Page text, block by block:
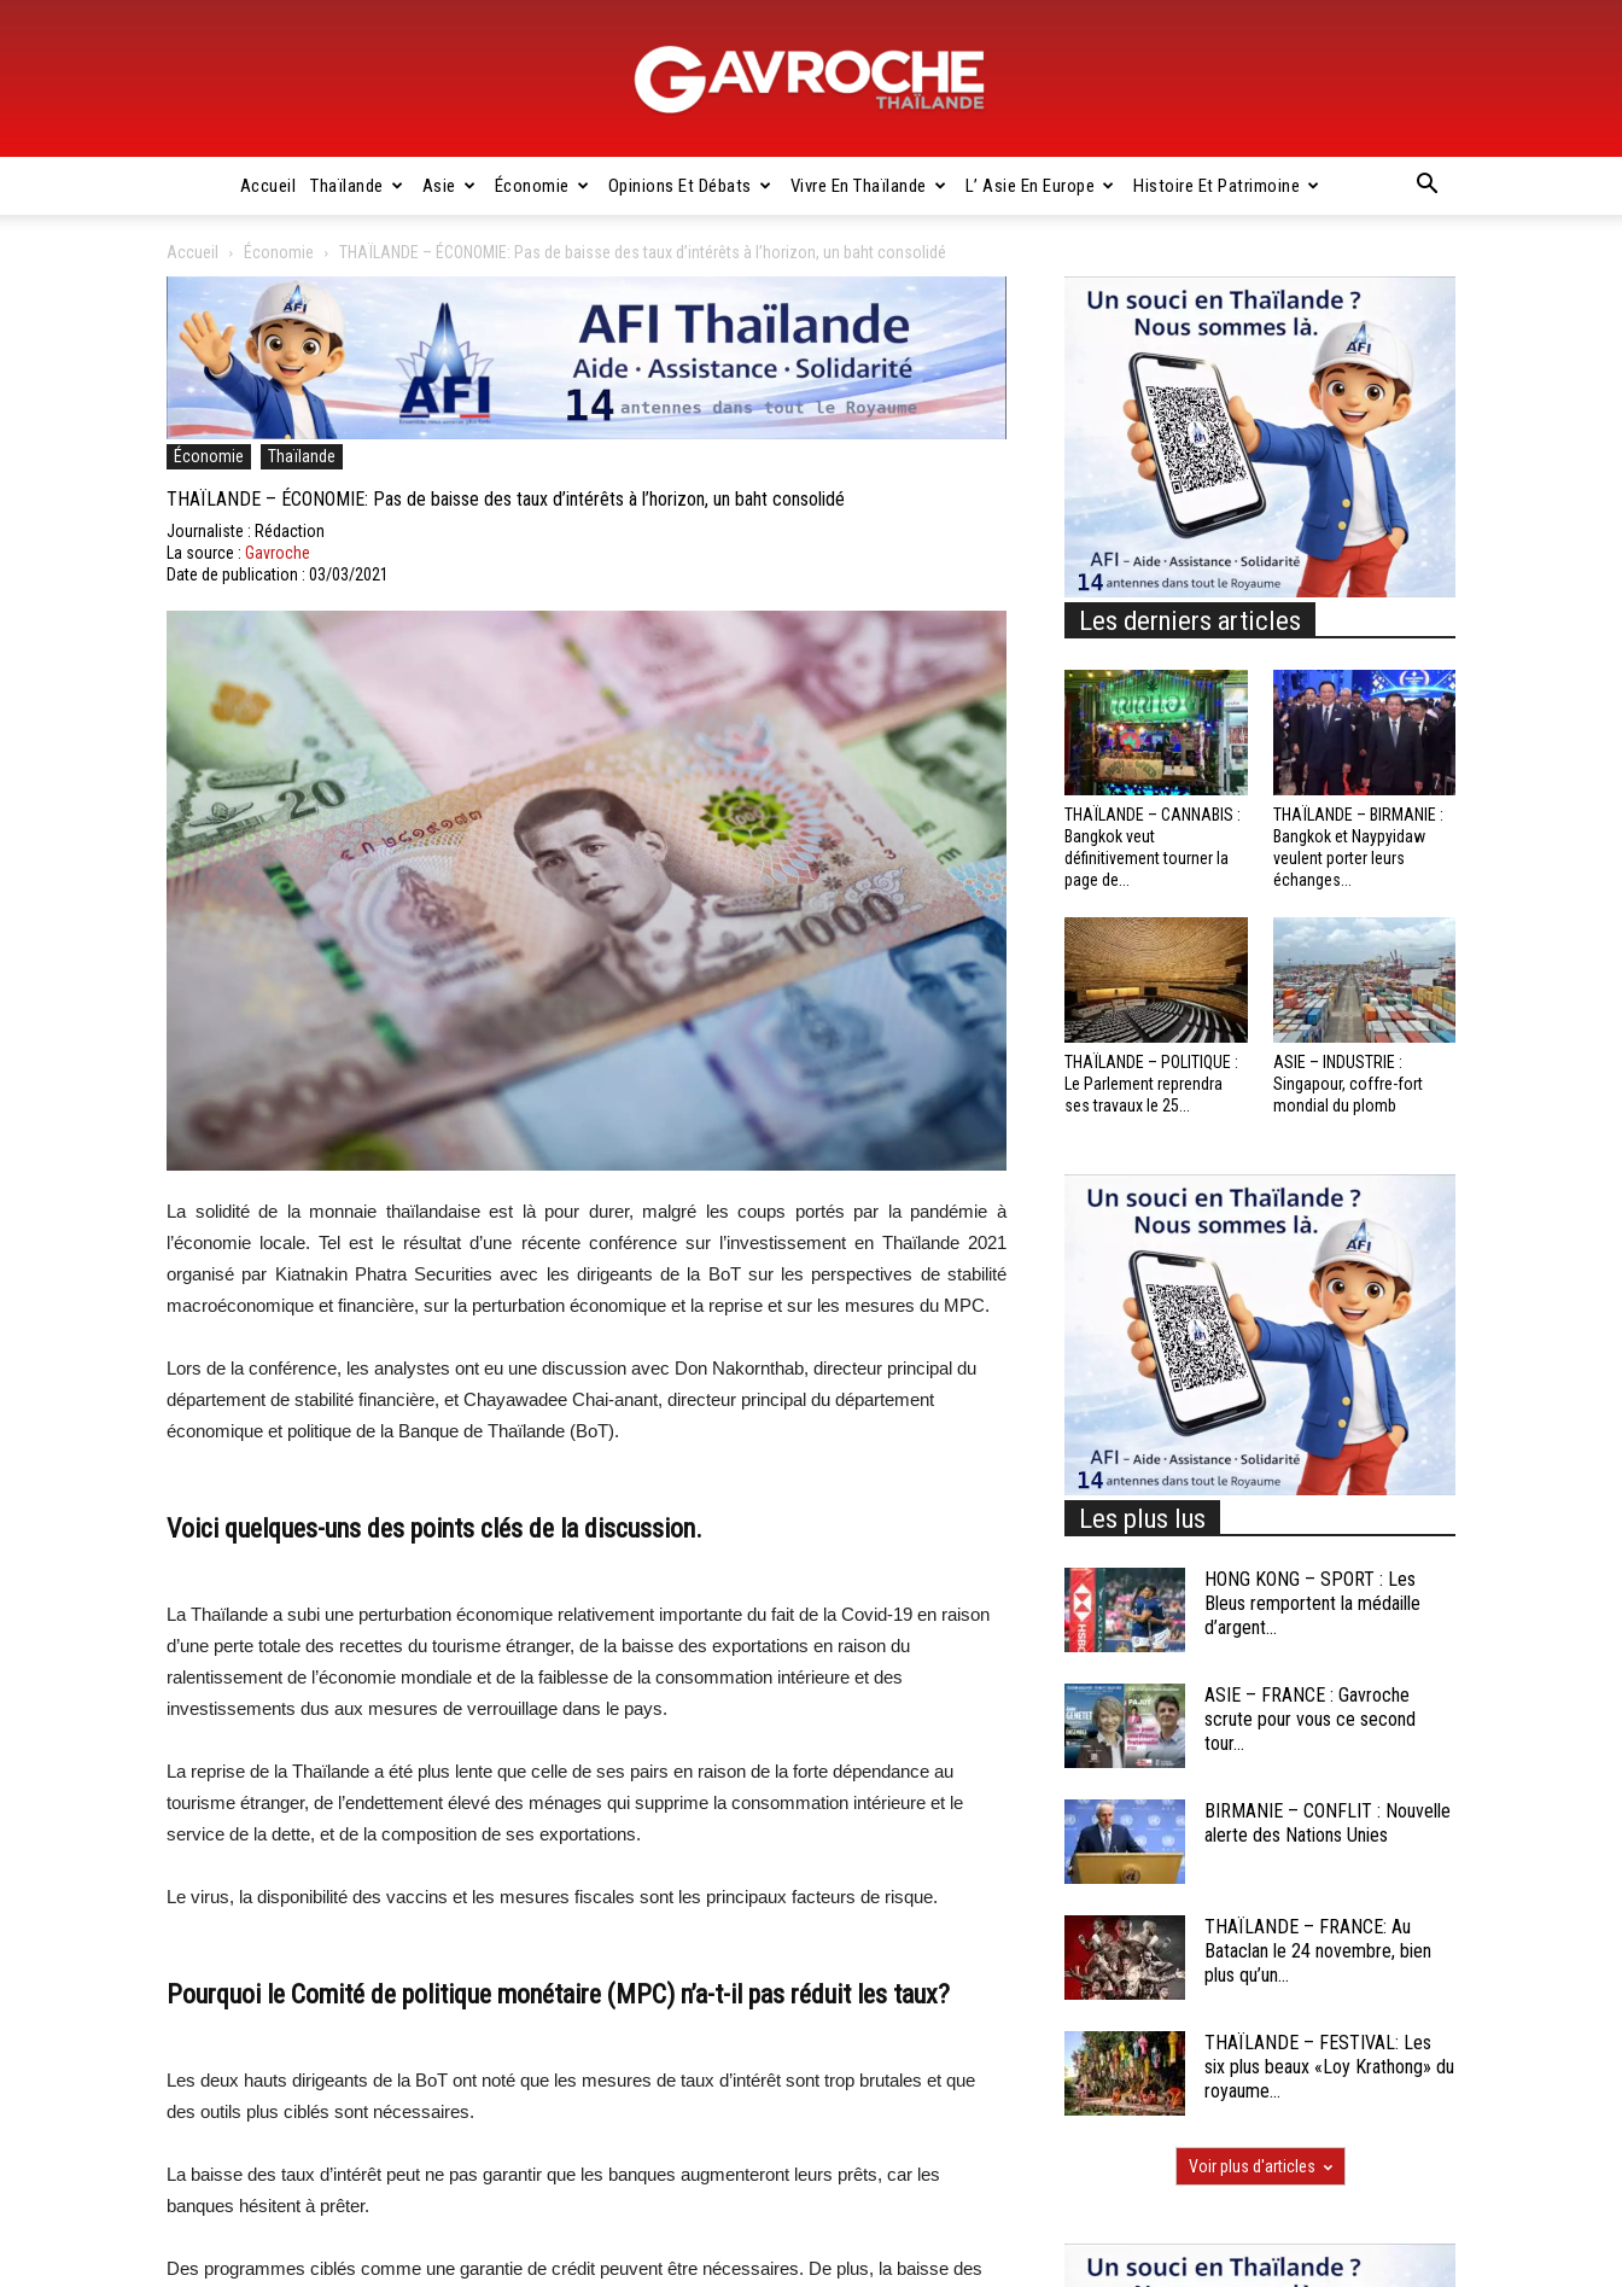
Gavroche
Thaïlande
Accueil Thaïlande Asie Économie Opinions Et Débats Vivre En Thaïlande L’ Asie En Europe Histoire Et Patrimoine
Accueil Économie THAÏLANDE – ÉCONOMIE: Pas de baisse des taux d’intérêts à l’horizon, un baht consolidé
Économie Thaïlande
THAÏLANDE – ÉCONOMIE: Pas de baisse des taux d’intérêts à l’horizon, un baht consolidé
Journaliste : Rédaction
La source : Gavroche
Date de publication : 03/03/2021
La solidité de la monnaie thaïlandaise est là pour durer, malgré les coups portés par la pandémie à
l’économie locale. Tel est le résultat d’une récente conférence sur l’investissement en Thaïlande 2021
organisé par Kiatnakin Phatra Securities avec les dirigeants de la BoT sur les perspectives de stabilité
macroéconomique et financière, sur la perturbation économique et la reprise et sur les mesures du MPC.
Lors de la conférence, les analystes ont eu une discussion avec Don Nakornthab, directeur principal du
département de stabilité financière, et Chayawadee Chai-anant, directeur principal du département
économique et politique de la Banque de Thaïlande (BoT).
Voici quelques-uns des points clés de la discussion.
La Thaïlande a subi une perturbation économique relativement importante du fait de la Covid-19 en raison
d’une perte totale des recettes du tourisme étranger, de la baisse des exportations en raison du
ralentissement de l’économie mondiale et de la faiblesse de la consommation intérieure et des
investissements dus aux mesures de verrouillage dans le pays.
La reprise de la Thaïlande a été plus lente que celle de ses pairs en raison de la forte dépendance au
tourisme étranger, de l’endettement élevé des ménages qui supprime la consommation intérieure et le
service de la dette, et de la composition de ses exportations.
Le virus, la disponibilité des vaccins et les mesures fiscales sont les principaux facteurs de risque.
Pourquoi le Comité de politique monétaire (MPC) n’a-t-il pas réduit les taux?
Les deux hauts dirigeants de la BoT ont noté que les mesures de taux d’intérêt sont trop brutales et que
des outils plus ciblés sont nécessaires.
La baisse des taux d’intérêt peut ne pas garantir que les banques augmenteront leurs prêts, car les
banques hésitent à prêter.
Des programmes ciblés comme une garantie de crédit peuvent être nécessaires. De plus, la baisse des
Les derniers articles
THAÏLANDE – CANNABIS :
Bangkok veut
définitivement tourner la
page de...
THAÏLANDE – BIRMANIE :
Bangkok et Naypyidaw
veulent porter leurs
échanges...
THAÏLANDE – POLITIQUE :
Le Parlement reprendra
ses travaux le 25...
ASIE – INDUSTRIE :
Singapour, coffre-fort
mondial du plomb
Les plus lus
HONG KONG – SPORT : Les
Bleus remportent la médaille
d’argent...
ASIE – FRANCE : Gavroche
scrute pour vous ce second
tour...
BIRMANIE – CONFLIT : Nouvelle
alerte des Nations Unies
THAÏLANDE – FRANCE: Au
Bataclan le 24 novembre, bien
plus qu’un...
THAÏLANDE – FESTIVAL: Les
six plus beaux «Loy Krathong» du
royaume...
Voir plus d'articles